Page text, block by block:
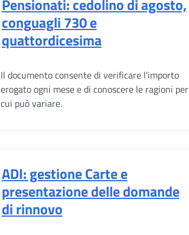
Pensionati: cedolino di agosto,
conguagli 730 e
quattordicesima
Il documento consente di verificare l’importo
erogato ogni mese e di conoscere le ragioni per
cui può variare.
ADI: gestione Carte e
presentazione delle domande
di rinnovo